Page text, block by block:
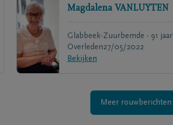
Magdalena VANLUYTEN
Glabbeek-Zuurbemde - 91 jaar
Overleden27/05/2022
Bekijken
Meer rouwberichten